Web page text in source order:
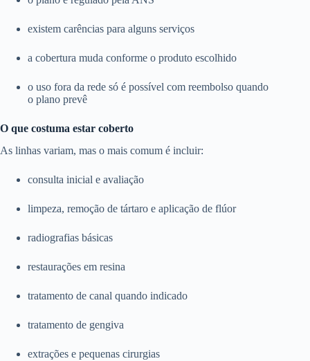
existem carências para alguns serviços
a cobertura muda conforme o produto escolhido
o uso fora da rede só é possível com reembolso quando
o plano prevê
O que costuma estar coberto
As linhas variam, mas o mais comum é incluir:
consulta inicial e avaliação
limpeza, remoção de tártaro e aplicação de flúor
radiografias básicas
restaurações em resina
tratamento de canal quando indicado
tratamento de gengiva
extrações e pequenas cirurgias